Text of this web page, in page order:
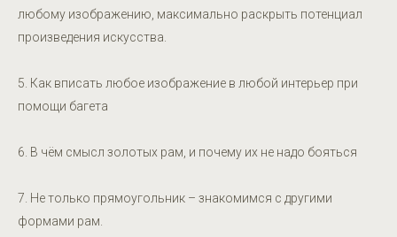
любому изображению, максимально раскрыть потенциал
произведения искусства.
5. Как вписать любое изображение в любой интерьер при
помощи багета
6. В чём смысл золотых рам, и почему их не надо бояться
7. Не только прямоугольник – знакомимся с другими
формами рам.